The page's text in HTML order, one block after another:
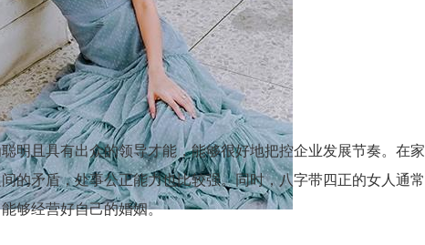
明且具有出众的领导才能，能够很好地把控企业发展节奏。在家
的矛盾，处事公正能力也比较强。同时，八字带四正的女人通常
够经营好自己的婚姻。